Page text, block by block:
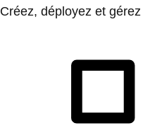
Créez, déployez et